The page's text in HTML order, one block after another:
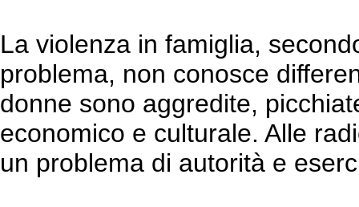
La violenza in famiglia,
problema, non conosce
donne sono aggredite,
economico e culturale. Alle
un problema di autorità e